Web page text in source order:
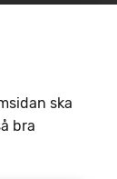
ska
bra